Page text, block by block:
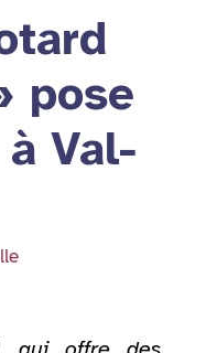
pose
Val-